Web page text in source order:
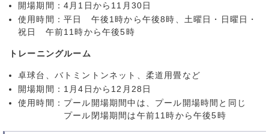
開場期間：4月1日から11月30日
使用時間：平日 午後1時から午後8時、土曜日・日曜日・
祝日 午前11時から午後5時
トレーニングルーム
卓球台、バトミントンネット、柔道用畳など
開場期間：1月4日から12月28日
使用時間：プール開場期間中は、プール開場時間と同じ
プール閉場期間は午前11時から午後5時